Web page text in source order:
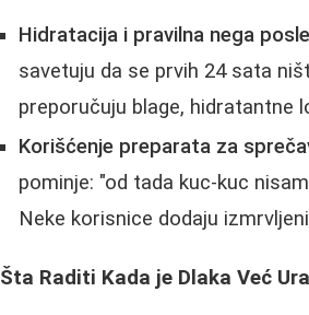
Hidratacija i pravilna nega
savetuju da se prvih 24 sata
preporučuju blage, hidratantne
Korišćenje preparata za
pominje: "od tada kuc-kuc
Neke korisnice dodaju
Šta Raditi Kada je Dlaka Već